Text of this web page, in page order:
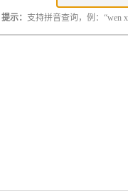
提示： 支持拼音查询，例：“wen